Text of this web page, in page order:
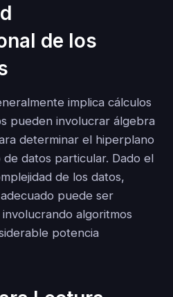
de los
implica cálculos
pueden involucrar álgebra
determinar el hiperplano
datos particular. Dado el
de los datos,
puede ser
algoritmos
potencia